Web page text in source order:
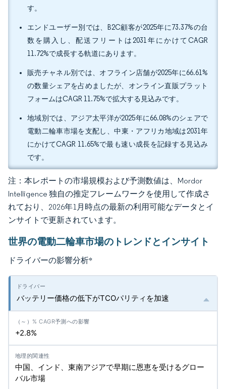
す。
エンドユーザー別では、B2C顧客が2025年に73.37%の台
数を購入し、配送フリートは2031年にかけてCAGR
11.72%で成長する軌道にあります。
販売チャネル別では、オフライン店舗が2025年に66.61%
の数量シェアを占めましたが、オンライン直販プラット
フォームはCAGR 11.75%で拡大する見込みです。
地域別では、アジア太平洋が2025年に66.08%のシェアで
電動二輪車市場を支配し、中東・アフリカ地域は2031年
にかけてCAGR 11.65%で最も速い成長を記録する見込み
です。
注：本レポートの市場規模および予測数値は、Mordor
Intelligence 独自の推定フレームワークを使用して作成さ
れており、2026年1月時点の最新の利用可能なデータとイ
ンサイトで更新されています。
世界の電動二輪車市場のトレンドとインサイト
ドライバーの影響分析*
バッテリー価格の低下がTCOパリティを加速
+2.8%
中国、インド、東南アジアで早期に恩恵を受けるグロー
バル市場